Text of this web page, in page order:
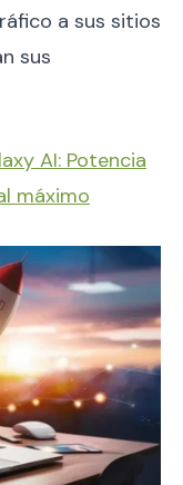
a sus sitios
sus
AI: Potencia
máximo